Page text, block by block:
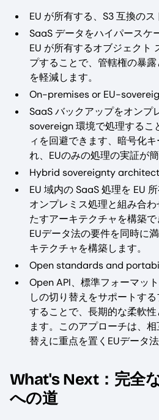
EU が所有する、S3 互換の
SaaS データをハイパースケ
EU が所有するオブジェクト
プすることで、管轄権の暴
を軽減します。
On-premises or EU-
SaaS バックアップをオンプ
sovereign 環境で処理するこ
ィを回避できます、暗号化
れ、EUのみの処理の実証が簡
Hybrid sovereignty
EU 域内の SaaS 処理を EU
オンプレミス処理と組み合
たすアーキテクチャを構築
EUデータ法の要件を同時に
キテクチャを構築します。
Open standards and
Open API、標準フォーマッ
しの切り替えをサポートす
することで、長期的な柔軟
ます。このアプローチは、
替えに重点を置くEUデータ
What's Next：完全
への道